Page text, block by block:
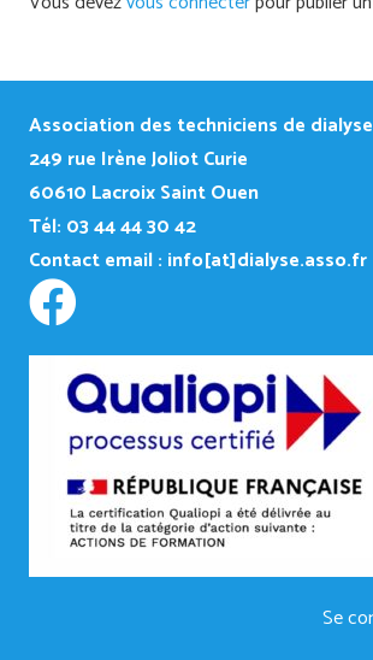
Association des techniciens de dialyse
249 rue Irène Joliot Curie
60610 Lacroix Saint Ouen
Tél: 03 44 44 30 42
Contact email : info[at]dialyse.asso.fr
Se